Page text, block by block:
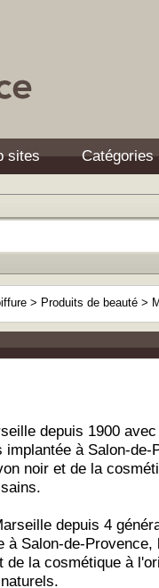
sites Catégories
> Produits de beauté >
depuis 1900
implantée à Salon-de-
noir et de la
depuis 4
à Salon-de-Provence,
la cosmétique à